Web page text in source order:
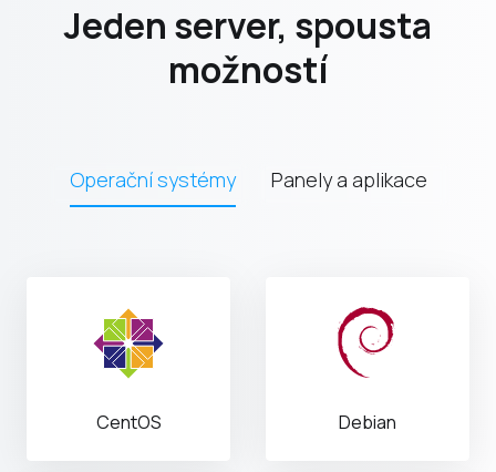
Jeden server, spousta
možností
Operační systémy Panely a aplikace
CentOS Debian